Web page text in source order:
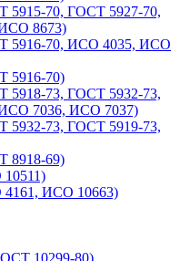
5915-70, ГОСТ 5927-70,
8673)
5916-70, ИСО 4035, ИСО
5916-70)
5918-73, ГОСТ 5932-73,
7036, ИСО 7037)
5932-73, ГОСТ 5919-73,
8918-69)
ИСО 10663)
10299-80)